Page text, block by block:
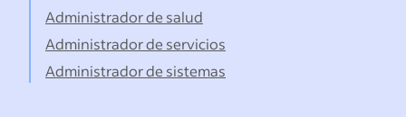
Administrador de salud
Administrador de servicios
Administrador de sistemas